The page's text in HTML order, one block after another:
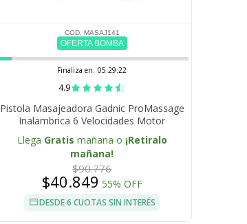
COD. MASAJ141
OFERTA BOMBA
Finaliza en: 05:29:21
4.9
Pistola Masajeadora Gadnic ProMassage
Inalambrica 6 Velocidades Motor
Silencioso Bateria Recargable 4 Cabezales
Intercambiables
Llega Gratis mañana o ¡Retiralo
mañana!
$90.776
$40.849 55% OFF
DESDE 6 CUOTAS SIN INTERÉS